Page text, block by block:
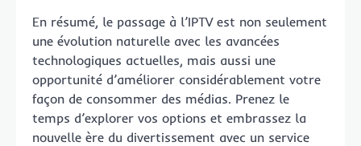
En résumé, le passage à l’IPTV est non seulement
une évolution naturelle avec les avancées
technologiques actuelles, mais aussi une
opportunité d’améliorer considérablement votre
façon de consommer des médias. Prenez le
temps d’explorer vos options et embrassez la
nouvelle ère du divertissement avec un service